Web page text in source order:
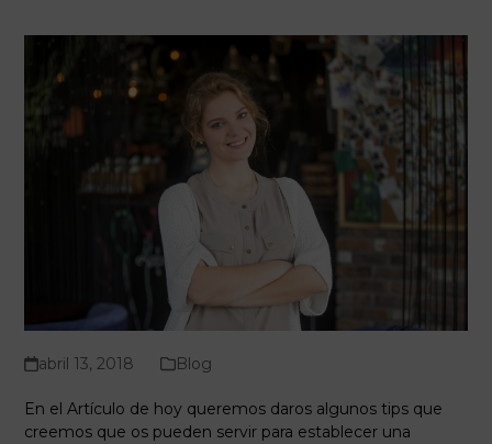
abril 13, 2018 Blog
En el Artículo de hoy queremos daros algunos tips que
creemos que os pueden servir para establecer una